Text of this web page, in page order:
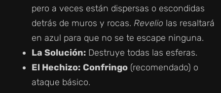
pero a veces están dispersas o escondidas
detrás de muros y rocas. Revelio las resaltará
en azul para que no se te escape ninguna.
La Solución: Destruye todas las esferas.
El Hechizo: Confringo (recomendado) o
ataque básico.